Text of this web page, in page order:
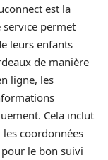
est la
service permet
leurs enfants
de manière
ligne, les
Cela inclut
coordonnées
le bon suivi